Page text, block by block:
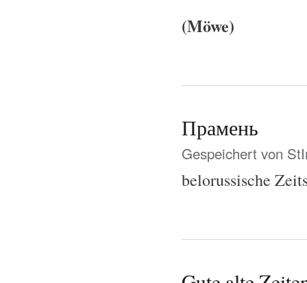
(Möwe)
Прамень
Gespeichert von
belorussische